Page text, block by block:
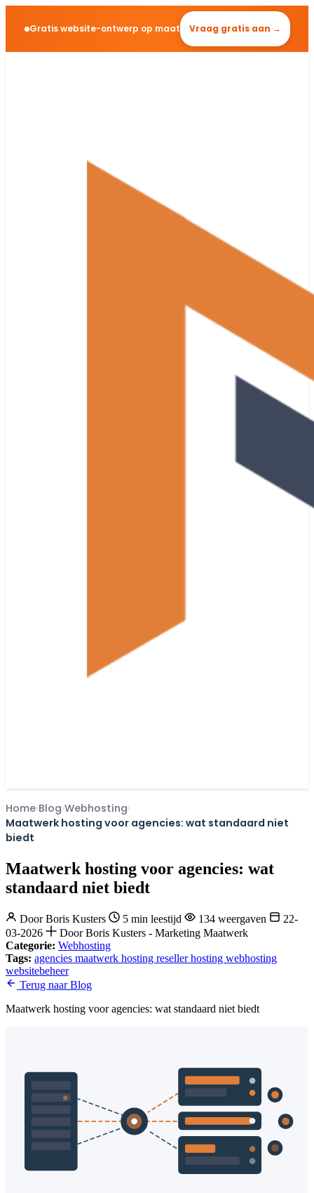
Gratis website-ontwerp op maat Vraag gratis aan →
Home Blog Webhosting
Maatwerk hosting voor agencies: wat standaard niet
biedt
Maatwerk hosting voor agencies: wat
standaard niet biedt
DoorBoris Kusters 5 min leestijd 134 weergaven
22-
03-2026
Door Boris Kusters - Marketing Maatwerk
Categorie: Webhosting
Tags: agencies maatwerk hosting reseller hosting webhosting
websitebeheer
Terug naar Blog
Maatwerk hosting voor agencies: wat standaard niet biedt